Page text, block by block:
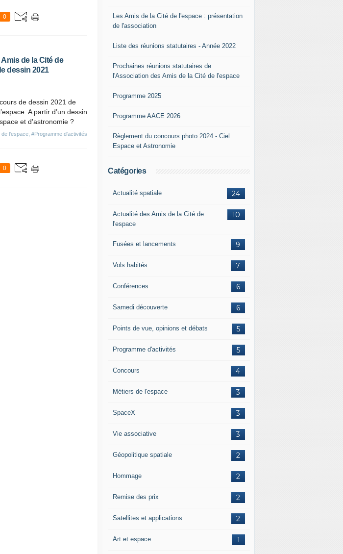
0
de la Cité de
dessin 2021
de l'espace #Programme d'activités
de dessin 2021 de
A partir d’un dessin
et d'astronomie ?
0
Les Amis de la Cité de l'espace : présentation
de l'association
Liste des réunions statutaires - Année 2022
Prochaines réunions statutaires de
l'Association des Amis de la Cité de l'espace
Programme 2025
Programme AACE 2026
Règlement du concours photo 2024 - Ciel
Espace et Astronomie
Catégories
24
Actualité spatiale
10
Actualité des Amis de la Cité de
l'espace
9
Fusées et lancements
7
Vols habités
6
Conférences
6
Samedi découverte
5
Points de vue, opinions et débats
5
Programme d'activités
4
Concours
3
Métiers de l'espace
3
SpaceX
3
Vie associative
2
Géopolitique spatiale
2
Hommage
2
Remise des prix
2
Satellites et applications
1
Art et espace